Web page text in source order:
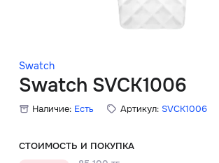
Swatch
Swatch SVCK1006
Наличие: Есть Артикул: SVCK1006
СТОИМОСТЬ И ПОКУПКА
Скидки
Главная
О нас